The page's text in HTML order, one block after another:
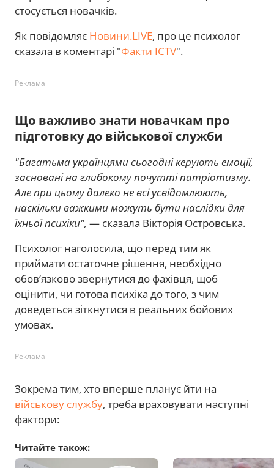
стосується новачків.
Як повідомляє Новини.LIVE, про це психолог
сказала в коментарі "Факти ICTV".
Реклама
Що важливо знати новачкам про
підготовку до військової служби
"Багатьма українцями сьогодні керують емоції,
засновані на глибокому почутті патріотизму.
Але при цьому далеко не всі усвідомлюють,
наскільки важкими можуть бути наслідки для
їхньої психіки", — сказала Вікторія Островська.
Психолог наголосила, що перед тим як
приймати остаточне рішення, необхідно
обов’язково звернутися до фахівця, щоб
оцінити, чи готова психіка до того, з чим
доведеться зіткнутися в реальних бойових
умовах.
Реклама
Зокрема тим, хто вперше планує йти на
військову службу, треба враховувати наступні
фактори:
Читайте також: